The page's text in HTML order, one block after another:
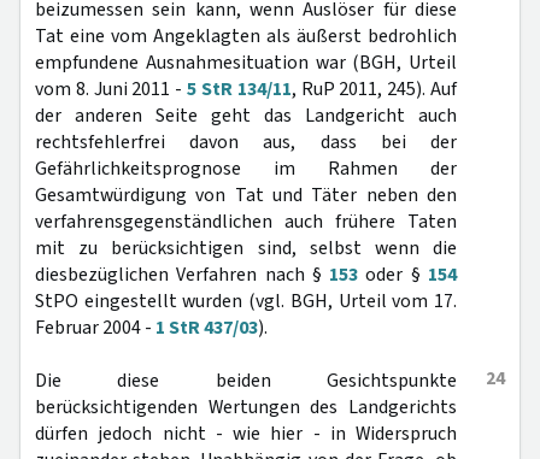
beizumessen sein kann, wenn Auslöser für diese
Tat eine vom Angeklagten als äußerst bedrohlich
empfundene Ausnahmesituation war (BGH, Urteil
vom 8. Juni 2011 -5 StR 134/11, RuP 2011, 245). Auf
der anderen Seite geht das Landgericht auch
rechtsfehlerfrei davon aus, dass bei der
Gefährlichkeitsprognose im Rahmen der
Gesamtwürdigung von Tat und Täter neben den
verfahrensgegenständlichen auch frühere Taten
mit zu berücksichtigen sind, selbst wenn die
diesbezüglichen Verfahren nach § 153 oder § 154
StPO eingestellt wurden (vgl. BGH, Urteil vom 17.
Februar 2004 - 1 StR 437/03).
24
Die diese beiden Gesichtspunkte
berücksichtigenden Wertungen des Landgerichts
dürfen jedoch nicht - wie hier - in Widerspruch